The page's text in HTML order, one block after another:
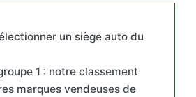
un siège auto du
1 : notre classement
marques vendeuses de